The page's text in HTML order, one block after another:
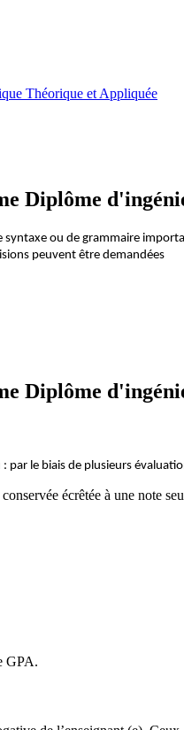
Théorique et Appliquée
Diplôme
syntaxe ou de grammaire
peuvent être demandées
Diplôme
le biais de plusieurs
écrêtée à une note
GPA.